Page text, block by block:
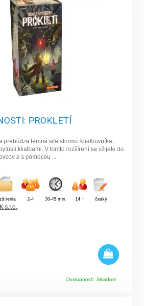
PROKLETÍ
prebúdza temná sila stromu Kliatbovníka,
kliatbami. V tomto rozšírení sa vžijete do
a s pomocou ...
2-4 30-45 min. 14 + český
s.r.o.,
Dostupnosť: Skladom